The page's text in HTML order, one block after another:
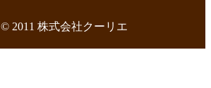
© 2011 株式会社クーリエ